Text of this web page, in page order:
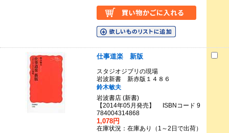
仕事道楽 新版
スタジオジブリの現場
岩波新書 新赤版１４８６
鈴木敏夫
岩波書店 (新書)
【2014年05月発売】 ISBNコード 9
784004314868
1,078円
在庫状況：在庫あり（1～2日で出荷）